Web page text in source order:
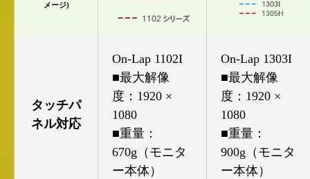
メージ)
タッチパ
ネル対応
On-Lap 1102I
■最大解像
度：1920 ×
1080
■重量：
670g（モニタ
ー本体）
On-Lap 1303I
■最大解像
度：1920 ×
1080
■重量：
900g（モニタ
ー本体）